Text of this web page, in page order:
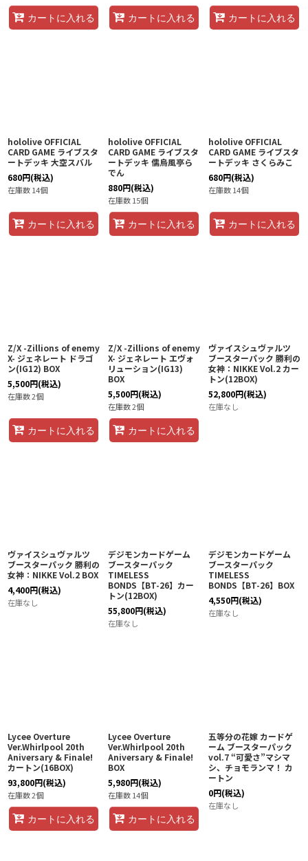
カートに入れる カートに入れる カートに入れる
hololive OFFICIAL
CARD GAME ライブスタ
ートデッキ 大空スバル
680円(税込)
在庫数 14個
カートに入れる
hololive OFFICIAL
CARD GAME ライブスタ
ートデッキ 儒烏風亭ら
でん
880円(税込)
在庫数 15個
カートに入れる
hololive OFFICIAL
CARD GAME ライブスタ
ートデッキ さくらみこ
680円(税込)
在庫数 14個
カートに入れる
Z/X -Zillions of enemy
X- ジェネレート ドラゴ
ン(IG12) BOX
5,500円(税込)
在庫数 2個
カートに入れる
Z/X -Zillions of enemy
X- ジェネレート エヴォ
リューション(IG13)
BOX
5,500円(税込)
在庫数 2個
カートに入れる
ヴァイスシュヴァルツ
ブースターパック 勝利の
女神：NIKKE Vol.2 カー
トン(12BOX)
52,800円(税込)
在庫なし
ヴァイスシュヴァルツ
ブースターパック 勝利の
女神：NIKKE Vol.2 BOX
4,400円(税込)
在庫なし
デジモンカードゲーム
ブースターパック
TIMELESS
BONDS【BT-26】カー
トン(12BOX)
55,800円(税込)
在庫なし
デジモンカードゲーム
ブースターパック
TIMELESS
BONDS【BT-26】BOX
4,550円(税込)
在庫なし
Lycee Overture
Ver.Whirlpool 20th
Aniversary & Finale!
カートン(16BOX)
93,800円(税込)
在庫数 2個
カートに入れる
Lycee Overture
Ver.Whirlpool 20th
Aniversary & Finale!
BOX
5,980円(税込)
在庫数 14個
カートに入れる
五等分の花嫁 カードゲ
ーム ブースターパック
vol.7 “可愛さ”マシマ
シ、チョモランマ！ カ
ートン
0円(税込)
在庫なし